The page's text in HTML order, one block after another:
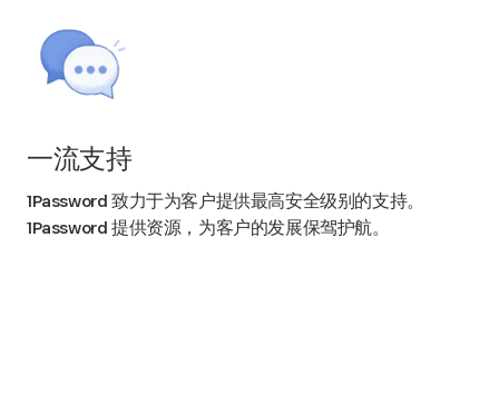
一流支持
1Password 致力于为客户提供最高安全级别的支持。
1Password 提供资源，为客户的发展保驾护航。